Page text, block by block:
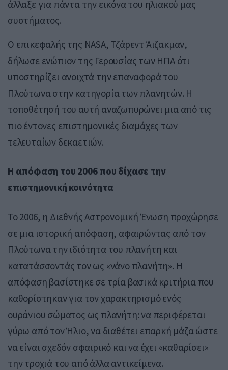
άλλαξε για πάντα την εικόνα του ηλιακού μας
συστήματος.
Ο επικεφαλής της NASA, Τζάρεντ Άιζακμαν,
δήλωσε ενώπιον της Γερουσίας των ΗΠΑ ότι
υποστηρίζει ανοιχτά την επαναφορά του
Πλούτωνα στην κατηγορία των πλανητών. Η
τοποθέτησή του αυτή αναζωπυρώνει μια από τις
πιο έντονες επιστημονικές διαμάχες των
τελευταίων δεκαετιών.
Η απόφαση του 2006 που δίχασε την
επιστημονική κοινότητα
Το 2006, η Διεθνής Αστρονομική Ένωση προχώρησε
σε μια ιστορική απόφαση, αφαιρώντας από τον
Πλούτωνα την ιδιότητα του πλανήτη και
κατατάσσοντάς τον ως «νάνο πλανήτη». Η
απόφαση βασίστηκε σε τρία βασικά κριτήρια που
καθορίστηκαν για τον χαρακτηρισμό ενός
ουράνιου σώματος ως πλανήτη: να περιφέρεται
γύρω από τον Ήλιο, να διαθέτει επαρκή μάζα ώστε
να είναι σχεδόν σφαιρικό και να έχει «καθαρίσει»
την τροχιά του από άλλα αντικείμενα.